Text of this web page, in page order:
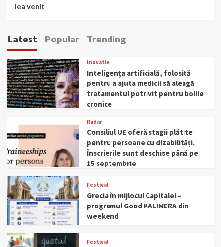
lea venit
Latest Popular Trending
Inovatie
Inteligența artificială, folosită
pentru a ajuta medicii să aleagă
tratamentul potrivit pentru bolile
cronice
Radar
Consiliul UE oferă stagii plătite
pentru persoane cu dizabilități.
Înscrierile sunt deschise până pe
15 septembrie
Festival
Grecia în mijlocul Capitalei –
programul Good KALIMERA din
weekend
Festival